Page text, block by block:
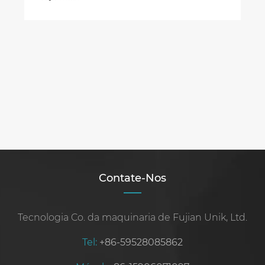
Contate-Nos
Tecnologia Co. da maquinaria de Fujian Unik, Ltd.
Tel: +86-59528085862